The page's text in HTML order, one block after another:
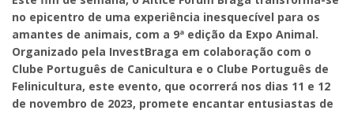
no epicentro de uma experiência inesquecível para os
amantes de animais, com a 9ª edição da Expo Animal.
Organizado pela InvestBraga em colaboração com o
Clube Português de Canicultura e o Clube Português de
Felinicultura, este evento, que ocorrerá nos dias 11 e 12
de novembro de 2023, promete encantar entusiastas de